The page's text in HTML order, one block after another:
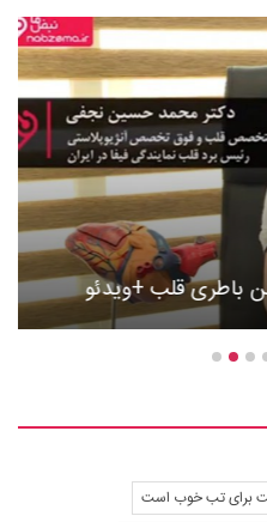
باطری قلب +ویدئو
برای تب خوب است